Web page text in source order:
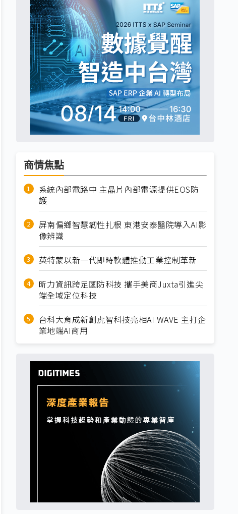
商情焦點
系統內部電路中 主晶片內部電源提供EOS防
護
屏南偏鄉智慧韌性扎根 東港安泰醫院導入AI影
像辨識
英特蒙以新一代即時軟體推動工業控制革新
昕力資訊跨足國防科技 攜手美商Juxta引進尖
端全域定位科技
台科大育成新創虎智科技亮相AI WAVE 主打企
業地端AI商用